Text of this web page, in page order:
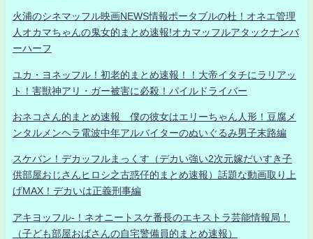
火浦のシネマッフル映画NEWS情報ポータブルの杜！オネエ管理
人オカマちゃんの鬼女的まとめ速報!オカマッフルアタックナンバ
ーハーフ
ユカ・ヨネッフル！初老的まとめ速報！！大帝イタチにラリアッ
ト！害獣神アリ・ガー被害に必殺！パイルドライバー
おネコさん的まとめ速報 僕の彼女はエリーちゃん人形！豆腐メ
ンタルメンヘラ電波中年アルバイターのぬいぐるみ男子末路編
スケバン！デカッフルまっくす（デカい強い2次元嫁だいすき子
供部屋おじさんヒロシ之古惑仔的まとめ速報）話題な動画取り上
げMAX！デカいは正義刑事編
アキヨッフル-！ネオニートスケ番長のエキストラ芸能情報局！
（子ども部屋おばさんの自宅警備員的まとめ速報）